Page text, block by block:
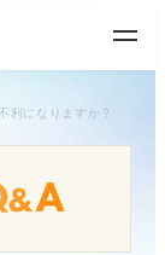
利になりますか？